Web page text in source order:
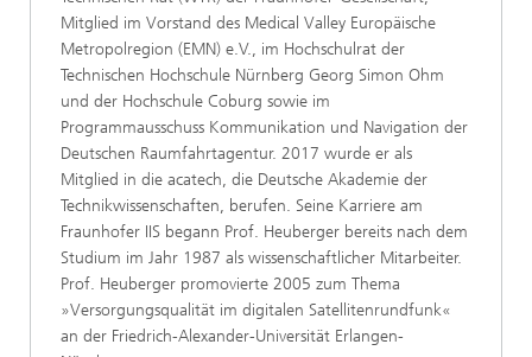
Mitglied im Vorstand des Medical Valley Europäische
Metropolregion (EMN) e.V., im Hochschulrat der
Technischen Hochschule Nürnberg Georg Simon Ohm
und der Hochschule Coburg sowie im
Programmausschuss Kommunikation und Navigation der
Deutschen Raumfahrtagentur. 2017 wurde er als
Mitglied in die acatech, die Deutsche Akademie der
Technikwissenschaften, berufen. Seine Karriere am
Fraunhofer IIS begann Prof. Heuberger bereits nach dem
Studium im Jahr 1987 als wissenschaftlicher Mitarbeiter.
Prof. Heuberger promovierte 2005 zum Thema
»Versorgungsqualität im digitalen Satellitenrundfunk«
an der Friedrich-Alexander-Universität Erlangen-